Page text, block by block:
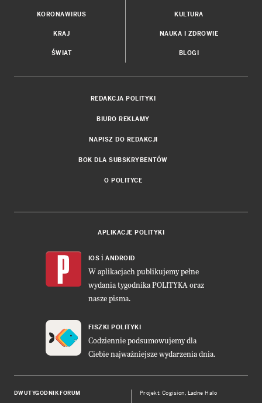
KORONAWIRUS
KRAJ
ŚWIAT
KULTURA
NAUKA I ZDROWIE
BLOGI
REDAKCJA POLITYKI
BIURO REKLAMY
NAPISZ DO REDAKCJI
BOK DLA SUBSKRYBENTÓW
O POLITYCE
APLIKACJE POLITYKI
IOS i ANDROID
W aplikacjach publikujemy pełne
wydania tygodnika POLITYKA oraz
nasze pisma.
FISZKI POLITYKI
Codziennie podsumowujemy dla
Ciebie najważniejsze wydarzenia dnia.
DWUTYGODNIK FORUM Projekt:Cogision, Ładne Halo